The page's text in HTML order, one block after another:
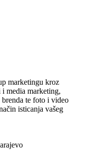
marketingu kroz
media marketing,
te foto i video
isticanja vašeg